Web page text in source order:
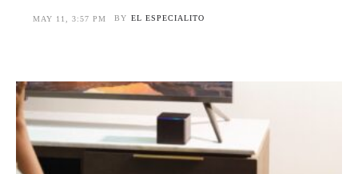
MAY 11, 3:57 PM BY EL ESPECIALITO